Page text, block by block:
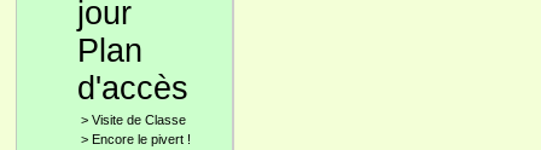
Plan
d'accès
> Visite de Classe
> Encore le pivert !